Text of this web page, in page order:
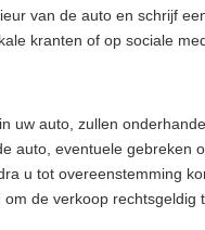
van de auto en schrijf
kranten of op sociale
uw auto, zullen
auto, eventuele gebreken
u tot overeenstemming
de verkoop rechtsgeldig